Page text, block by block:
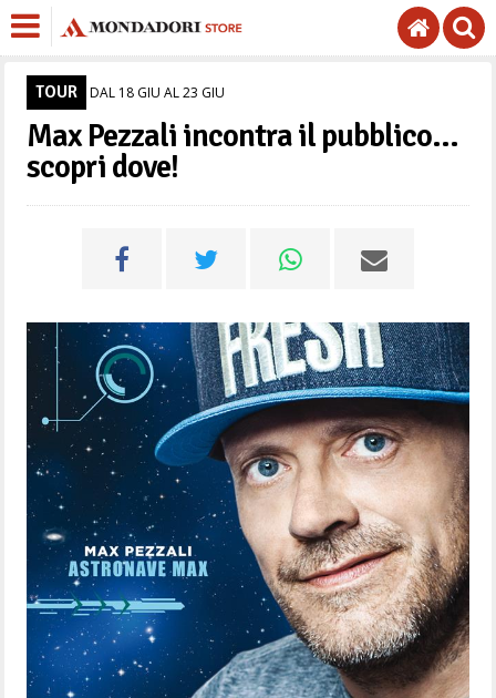
TOUR DAL 18 GIU AL 23 GIU
Max Pezzali incontra il pubblico…
scopri dove!